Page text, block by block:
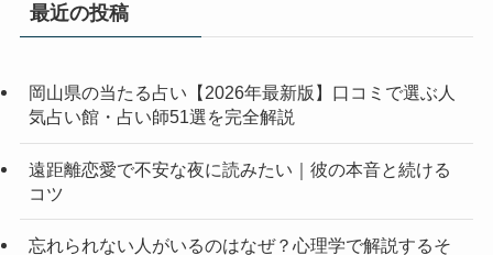
最近の投稿
岡山県の当たる占い【2026年最新版】口コミで選ぶ人
気占い館・占い師51選を完全解説
遠距離恋愛で不安な夜に読みたい｜彼の本音と続ける
コツ
忘れられない人がいるのはなぜ？心理学で解説するそ